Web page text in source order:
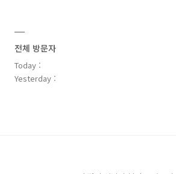
전체 방문자
Today :
Yesterday :